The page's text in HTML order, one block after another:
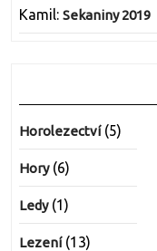
Kamil: Sekaniny 2019
Horolezectví(5)
Hory(6)
Ledy(1)
Lezení(13)